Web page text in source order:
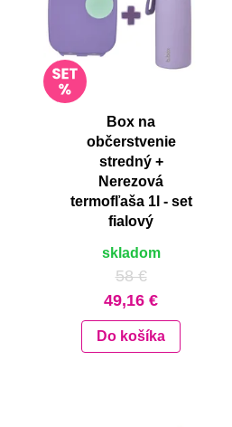
Box na
občerstvenie
stredný +
Nerezová
termofľaša 1l - set
fialový
skladom
58 €
49,16 €
Do košíka